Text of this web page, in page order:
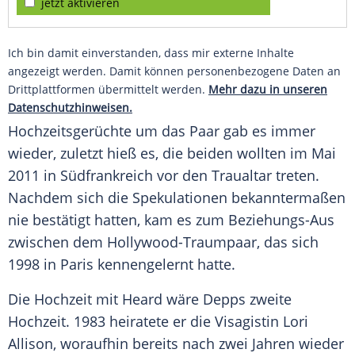
jetzt aktivieren
Ich bin damit einverstanden, dass mir externe Inhalte
angezeigt werden. Damit können personenbezogene Daten an
Drittplattformen übermittelt werden. Mehr dazu in unseren
Datenschutzhinweisen.
Hochzeitsgerüchte um das Paar gab es immer
wieder, zuletzt hieß es, die beiden wollten im Mai
2011 in Südfrankreich vor den Traualtar treten.
Nachdem sich die Spekulationen bekanntermaßen
nie bestätigt hatten, kam es zum Beziehungs-Aus
zwischen dem Hollywood-Traumpaar, das sich
1998 in Paris kennengelernt hatte.
Die Hochzeit mit Heard wäre Depps zweite
Hochzeit. 1983 heiratete er die Visagistin Lori
Allison, woraufhin bereits nach zwei Jahren wieder